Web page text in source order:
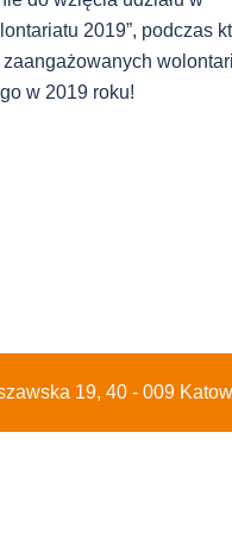
2019”, podczas
w 2019 roku!
19, 40 - 009